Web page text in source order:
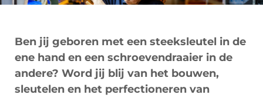
Ben jij geboren met een steeksleutel in de
ene hand en een schroevendraaier in de
andere? Word jij blij van het bouwen,
sleutelen en het perfectioneren van